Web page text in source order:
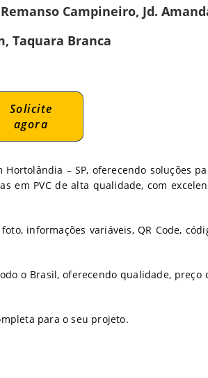
Campineiro, Jd.
Taquara Branca
Solicite
agora
– SP, oferecendo soluções
em PVC de alta qualidade, com
informações variáveis, QR Code,
o Brasil, oferecendo qualidade, preço
para o seu projeto.